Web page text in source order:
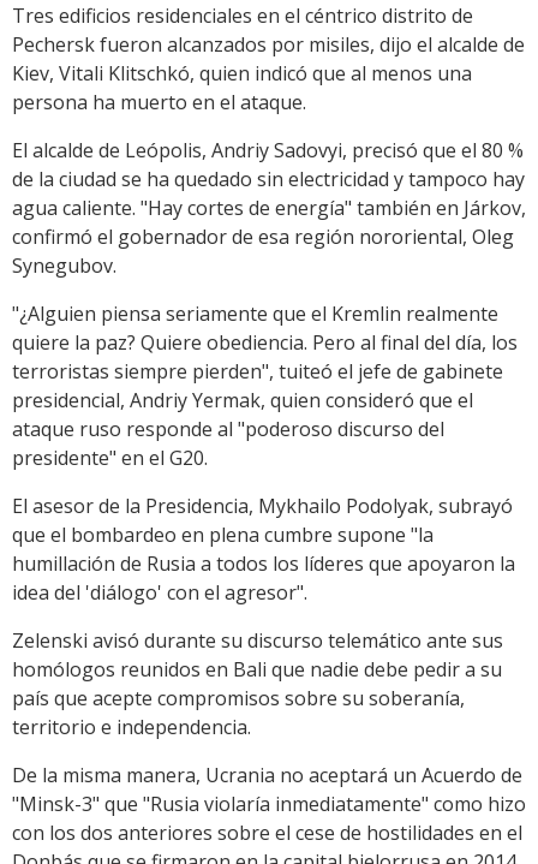
Tres edificios residenciales en el céntrico distrito de
Pechersk fueron alcanzados por misiles, dijo el alcalde de
Kiev, Vitali Klitschkó, quien indicó que al menos una
persona ha muerto en el ataque.
El alcalde de Leópolis, Andriy Sadovyi, precisó que el 80 %
de la ciudad se ha quedado sin electricidad y tampoco hay
agua caliente. "Hay cortes de energía" también en Járkov,
confirmó el gobernador de esa región nororiental, Oleg
Synegubov.
"¿Alguien piensa seriamente que el Kremlin realmente
quiere la paz? Quiere obediencia. Pero al final del día, los
terroristas siempre pierden", tuiteó el jefe de gabinete
presidencial, Andriy Yermak, quien consideró que el
ataque ruso responde al "poderoso discurso del
presidente" en el G20.
El asesor de la Presidencia, Mykhailo Podolyak, subrayó
que el bombardeo en plena cumbre supone "la
humillación de Rusia a todos los líderes que apoyaron la
idea del 'diálogo' con el agresor".
Zelenski avisó durante su discurso telemático ante sus
homólogos reunidos en Bali que nadie debe pedir a su
país que acepte compromisos sobre su soberanía,
territorio e independencia.
De la misma manera, Ucrania no aceptará un Acuerdo de
"Minsk-3" que "Rusia violaría inmediatamente" como hizo
con los dos anteriores sobre el cese de hostilidades en el